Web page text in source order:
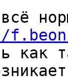
как